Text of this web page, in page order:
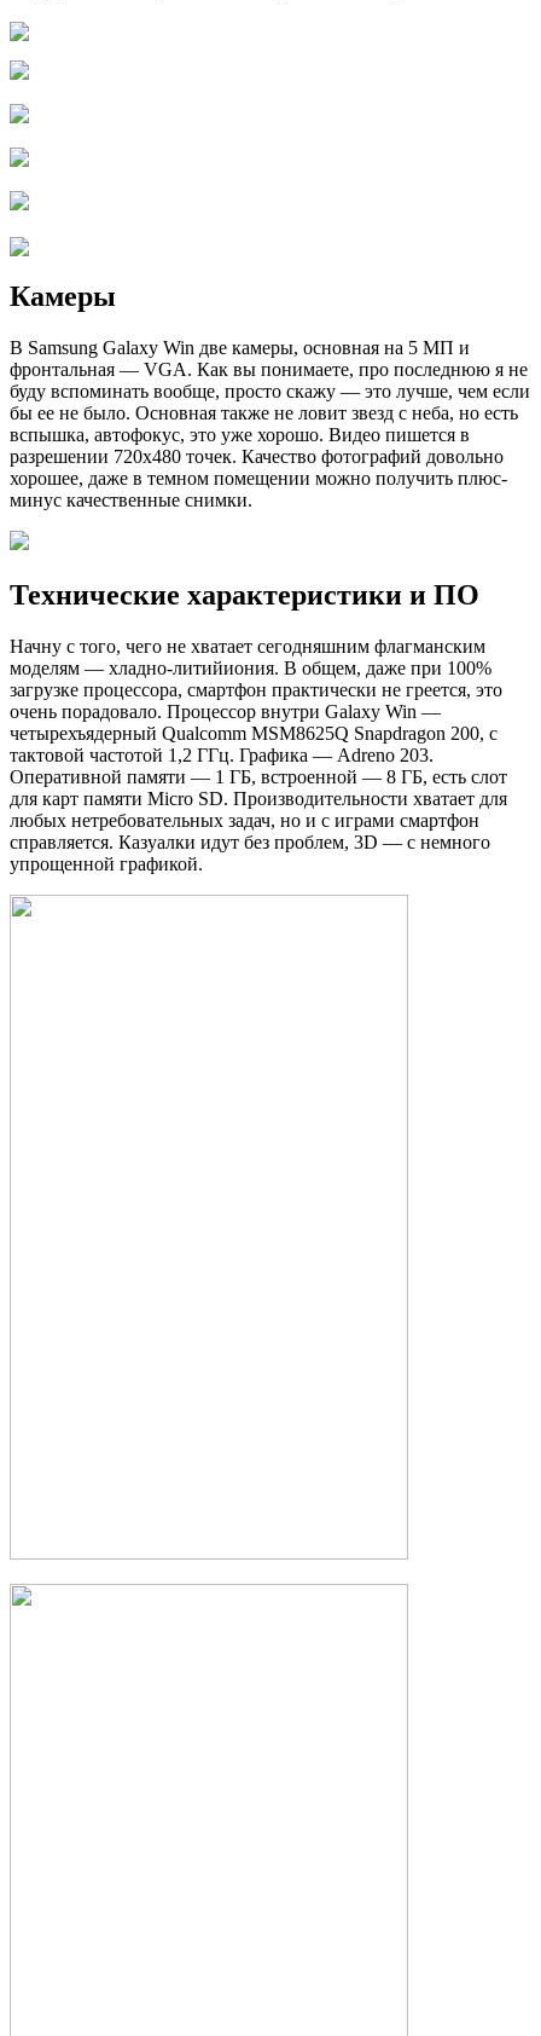
Камеры
В Samsung Galaxy Win две камеры, основная на 5 МП и
фронтальная — VGA. Как вы понимаете, про последнюю я не
буду вспоминать вообще, просто скажу — это лучше, чем если
бы ее не было. Основная также не ловит звезд с неба, но есть
вспышка, автофокус, это уже хорошо. Видео пишется в
разрешении 720х480 точек. Качество фотографий довольно
хорошее, даже в темном помещении можно получить плюс-
минус качественные снимки.
Технические характеристики и ПО
Начну с того, чего не хватает сегодняшним флагманским
моделям — хладно-литийиония. В общем, даже при 100%
загрузке процессора, смартфон практически не греется, это
очень порадовало. Процессор внутри Galaxy Win —
четырехъядерный Qualcomm MSM8625Q Snapdragon 200, с
тактовой частотой 1,2 ГГц. Графика — Adreno 203.
Оперативной памяти — 1 ГБ, встроенной — 8 ГБ, есть слот
для карт памяти Micro SD. Производительности хватает для
любых нетребовательных задач, но и с играми смартфон
справляется. Казуалки идут без проблем, 3D — с немного
упрощенной графикой.